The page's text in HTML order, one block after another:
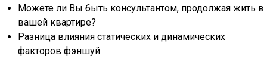
Можете ли Вы быть консультантом, продолжая жить в
вашей квартире?
Разница влияния статических и динамических
факторовфэншуй